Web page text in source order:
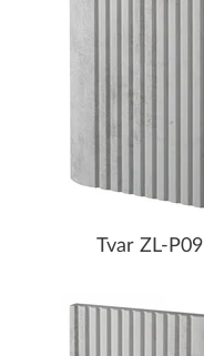
Tvar ZL-P09